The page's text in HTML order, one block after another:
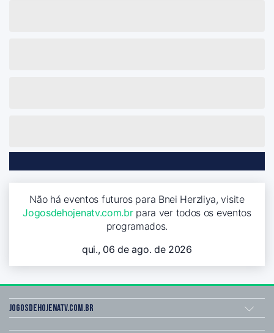
Não há eventos futuros para Bnei Herzliya, visite
Jogosdehojenatv.com.brpara ver todos os eventos
programados.
qui., 06 de ago. de 2026
Jogosdehojenatv.com.br